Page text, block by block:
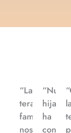
“La
terapia
familiar
nos
hija
ha
la